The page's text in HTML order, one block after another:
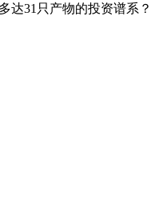
达31只产物的投资谱系？